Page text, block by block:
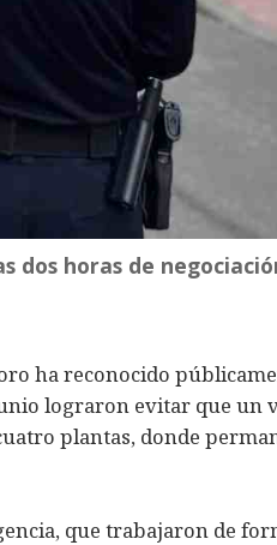
dos horas de
ha reconocido
lograron evitar que un
plantas, donde
que trabajaron de